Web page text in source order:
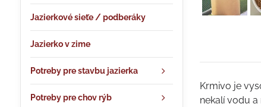
Krmivo je
nekalí vodu a
Jazierkové sieťe / podberáky
Jazierko v zime
Potreby pre stavbu jazierka
Potreby pre chov rýb